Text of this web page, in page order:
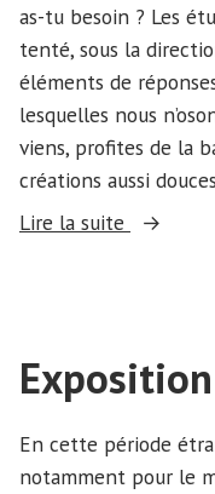
as-tu besoin ? Les
tenté, sous la
éléments de
lesquelles nous
viens, profites de la
créations aussi
Lire la suite
«
En cette période
notamment pour le